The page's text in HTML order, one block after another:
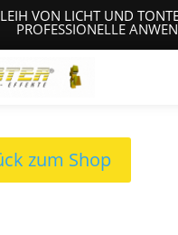
VON LICHT UND
PROFESSIONELLE
zum Shop